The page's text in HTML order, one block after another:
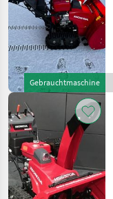
Gebrauchtmaschine